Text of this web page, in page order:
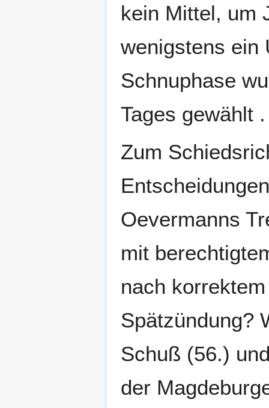
kein Mittel, um
wenigstens ein
Schnuphase
Tages gewählt .
Zum
Oevermanns
mit
nach
Spätzündung?
Schuß (56.)
der